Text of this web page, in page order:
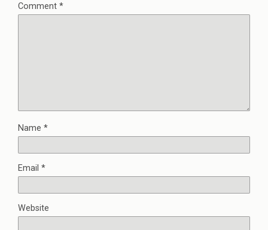
Comment *
Name *
Email *
Website